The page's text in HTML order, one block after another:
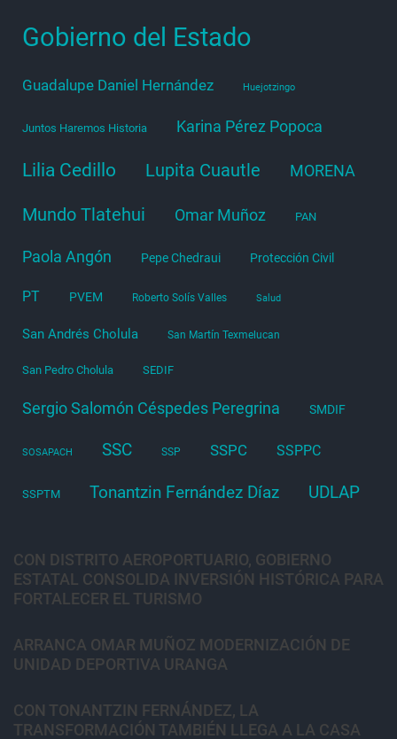
Gobierno del Estado
Guadalupe Daniel Hernández Huejotzingo
Juntos Haremos Historia Karina Pérez Popoca
Lilia Cedillo Lupita Cuautle MORENA
Mundo Tlatehui Omar Muñoz PAN
Paola Angón Pepe Chedraui Protección Civil
PT PVEM Roberto Solís Valles Salud
San Andrés Cholula San Martín Texmelucan
San Pedro Cholula SEDIF
Sergio Salomón Céspedes Peregrina SMDIF
SOSAPACH SSC SSP SSPC SSPPC
SSPTM Tonantzin Fernández Díaz UDLAP
CON DISTRITO AEROPORTUARIO, GOBIERNO
ESTATAL CONSOLIDA INVERSIÓN HISTÓRICA PARA
FORTALECER EL TURISMO
ARRANCA OMAR MUÑOZ MODERNIZACIÓN DE
UNIDAD DEPORTIVA URANGA
CON TONANTZIN FERNÁNDEZ, LA
TRANSFORMACIÓN TAMBIÉN LLEGA A LA CASA